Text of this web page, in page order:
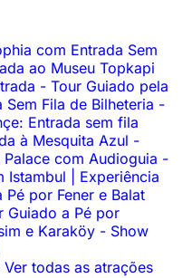
com Entrada Sem
ao Museu Topkapi
- Tour Guiado pela
Fila de Bilheteria -
Entrada sem fila
à Mesquita Azul -
com Audioguia -
Istambul | Experiência
Pé por Fener e Balat
Guiado a Pé por
e Karaköy - Show
Ver todas as atrações